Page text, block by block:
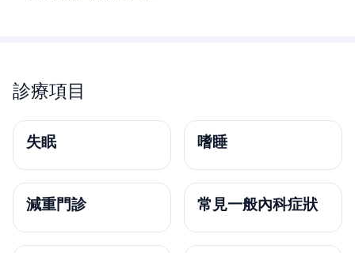
診療項目
失眠 嗜睡
減重門診 常見一般內科症狀